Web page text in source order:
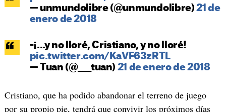
— unmundolibre (@unmundolibre)21 de
enero de 2018
-¡...y no lloré, Cristiano, y no lloré!
pic.twitter.com/KaVF63zRTL
— Tuan (@____tuan) 21 de enero de 2018
Cristiano, que ha podido abandonar el terreno de juego
por su propio pie, tendrá que convivir los próximos días